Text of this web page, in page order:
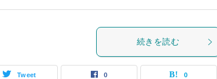
続きを読む
Tweet 0 0